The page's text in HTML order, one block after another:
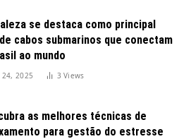
se destaca como principal
cabos submarinos que conectam
ao mundo
2025 3Views
as melhores técnicas de
para gestão do estresse